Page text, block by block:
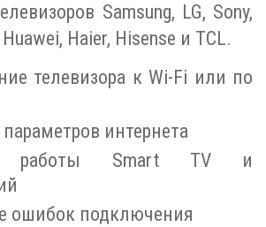
Samsung, LG, Sony,
Haier, Hisense и TCL.
телевизора к Wi-Fi или по
интернета
работы Smart TV и
ошибок подключения